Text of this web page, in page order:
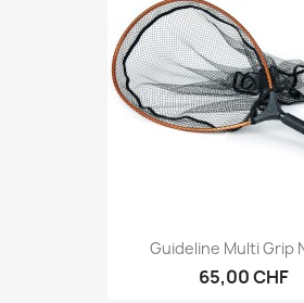
Guideline Multi Grip
65,00 CHF